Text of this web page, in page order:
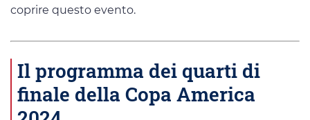
coprire questo evento.
Il programma dei quarti di
finale della Copa America